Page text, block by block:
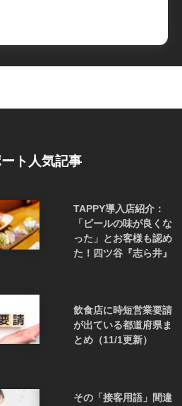
ト人気記事
TAPPY導入店紹介：
「ビールの味が良くな
った」とお客様も認め
た！四ツ谷『志ら井』
飲食店に時短営業要請
が出ている都道府県ま
とめ（11/1更新）
その「接客用語」間違